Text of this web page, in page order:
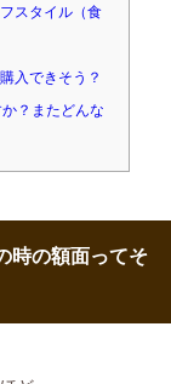
スタイル（食
入できそう？
？またどんな
時の額面ってそ